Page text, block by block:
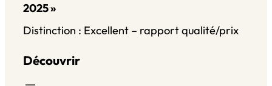
2025 »
Distinction : Excellent – rapport qualité/prix
Découvrir